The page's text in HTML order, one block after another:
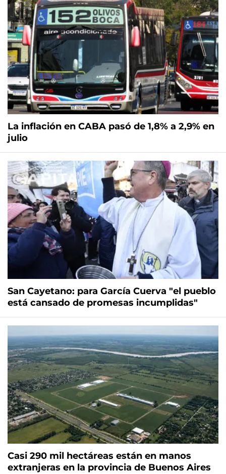
La inflación en CABA pasó de 1,8% a 2,9% en
julio
San Cayetano: para García Cuerva "el pueblo
está cansado de promesas incumplidas"
Casi 290 mil hectáreas están en manos
extranjeras en la provincia de Buenos Aires